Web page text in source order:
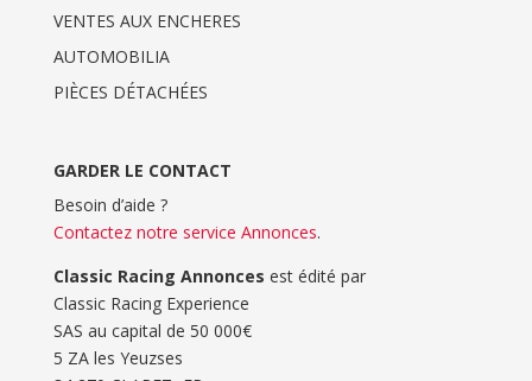
VENTES AUX ENCHERES
AUTOMOBILIA
PIÈCES DÉTACHÉES
GARDER LE CONTACT
Besoin d’aide ?
Contactez notre service Annonces.
Classic Racing Annonces est édité par
Classic Racing Experience
SAS au capital de 50 000€
5 ZA les Yeuzses